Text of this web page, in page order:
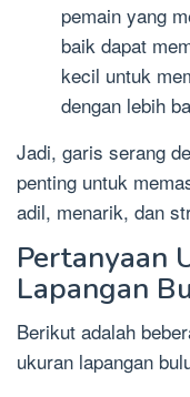
pemain yang
baik dapat
kecil untuk
dengan lebih
Jadi, garis serang
penting untuk
adil, menarik, dan
Pertanyaan
Lapangan
Berikut adalah
ukuran lapangan